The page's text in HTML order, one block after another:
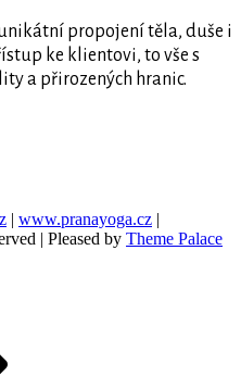
propojení těla, duše i
ke klientovi, to vše s
a přirozených hranic.
| www.pranayoga.cz |
| Pleased by Theme Palace